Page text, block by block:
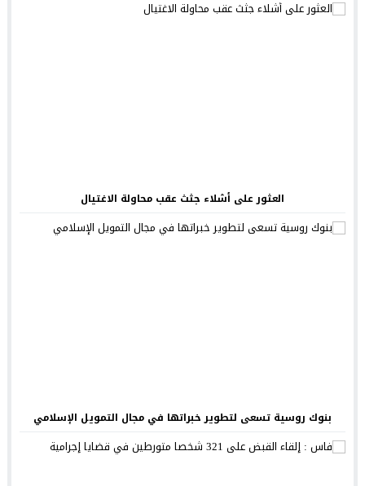
العثور على أشلاء جثث عقب محاولة الاغتيال
بنوك روسية تسعى لتطوير خبراتها في مجال التمويل الإسلامي